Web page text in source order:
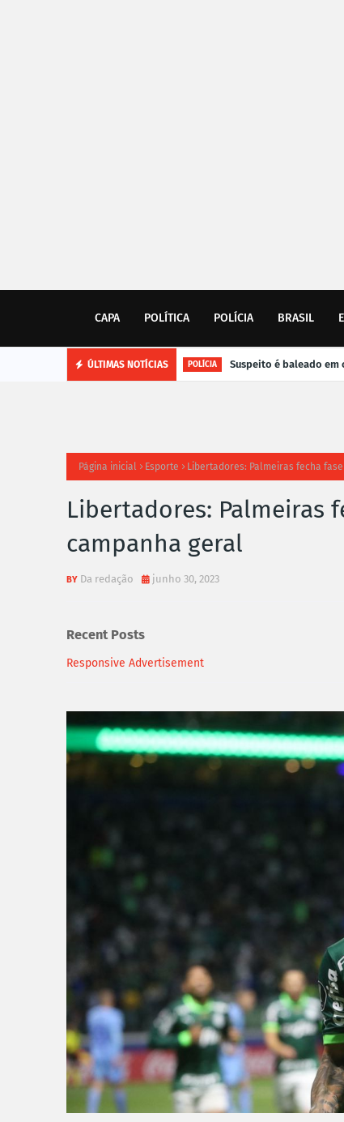
CAPA POLÍTICA POLÍCIA BRASIL
ÚLTIMAS NOTÍCIAS POLÍCIA Suspeito é baleado em
Página inicial Esporte Libertadores: Palmeiras fecha
Libertadores: Palmeiras
campanha geral
Da redação junho 30, 2023
Recent Posts
Responsive Advertisement